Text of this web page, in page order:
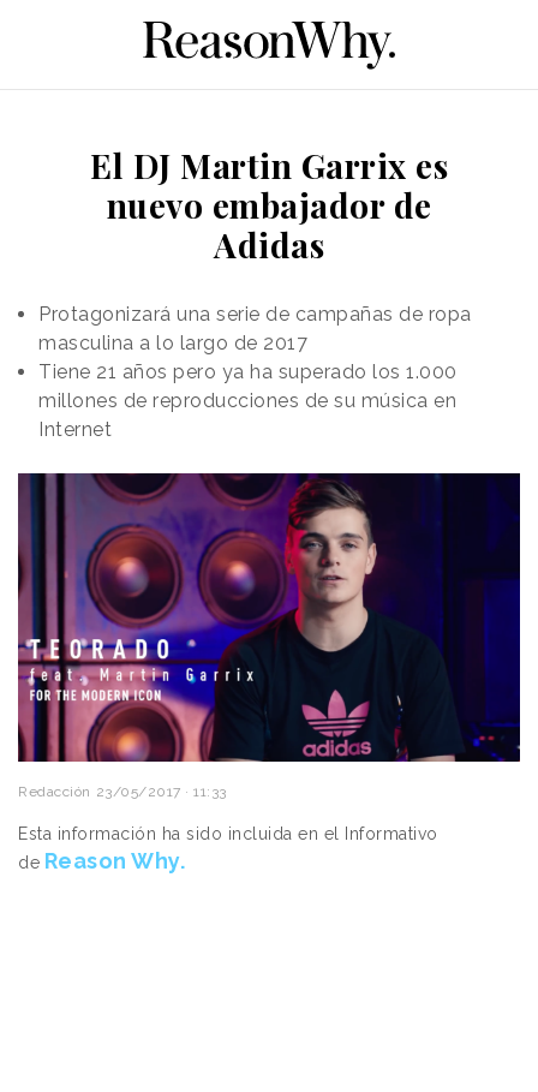
El DJ Martin Garrix es
nuevo embajador de
Adidas
Protagonizará una serie de campañas de ropa
masculina a lo largo de 2017
Tiene 21 años pero ya ha superado los 1.000
millones de reproducciones de su música en
Internet
Redacción 23/05/2017 · 11:33
Esta información ha sido incluida en el Informativo
de Reason Why.